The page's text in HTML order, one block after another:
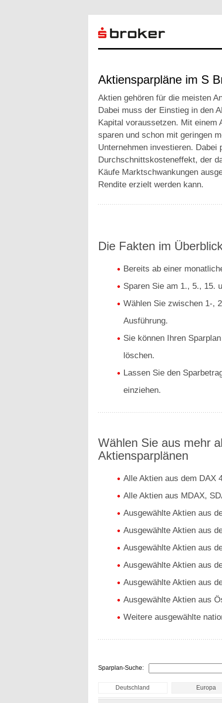
Aktiensparpläne im S
Aktien gehören für die meisten
Dabei muss der Einstieg in den
Kapital voraussetzen. Mit einem
sparen und schon mit geringen
Unternehmen investieren.
Durchschnittskosteneffekt, der
Käufe Marktschwankungen
Rendite erzielt werden kann.
Die Fakten im
Bereits ab einer
Sparen Sie am 1., 5., 15.
Wählen Sie zwischen 1-,
Ausführung.
Sie können Ihren
löschen.
Lassen Sie den
einziehen.
Wählen Sie aus mehr
Aktiensparplänen
Alle Aktien aus dem DAX
Alle Aktien aus MDAX,
Ausgewählte Aktien aus
Ausgewählte Aktien aus
Ausgewählte Aktien aus
Ausgewählte Aktien aus
Ausgewählte Aktien aus
Ausgewählte Aktien aus
Weitere ausgewählte
Sparplan-Suche:
Deutschland Europa